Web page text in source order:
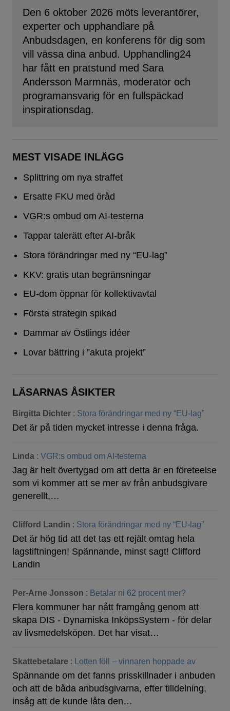
Den 6 oktober 2026 möts leverantörer,
experter och upphandlare på
Anbudsdagen, en konferens för dig som
vill vässa dina anbud. Upphandling24
har fått en pratstund med Sara
Andersson Marmnäs, moderator och
programansvarig för en fullspäckad
inspirationsdag.
MEST VISADE INLÄGG
Splittring om nya straffet
Ersatte FKU med öråd
VGR:s ombud om AI-testerna
Tappar talerätt efter AI-bråk
Stora förändringar med ny “EU-lag”
KKV: gratis utan begränsningar
EU-dom öppnar för kollektivavtal
Första strategin spikad
Dammar av Östlings idéer
Lovar bättring i ”akuta projekt”
LÄSARNAS ÅSIKTER
Birgitta Dichter : Stora förändringar med ny “EU-lag”
Det är på tiden mycket intresse i denna fråga.
Linda : VGR:s ombud om AI-testerna
Jag är helt övertygad om att detta är en företeelse
som vi kommer att se mer av från anbudsgivare
generellt,…
Clifford Landin : Stora förändringar med ny “EU-lag”
Det är hög tid att det tas ett rejält omtag hela
lagstiftningen! Spännande, minst sagt! Clifford
Landin
Per-Arne Jonsson : Betalar ni 62 procent mer?
Flera kommuner har nått framgång genom att
skapa DIS - Dynamiska InköpsSystem - för delar
av livsmedelsköpen. Det har visat…
Skattebetalare : Lotten föll – vinnaren hoppade av
Spännande om det fanns prisskillnader i anbuden
och att de båda anbudsgivarna, efter tilldelning,
insåg att de kunde låta den…